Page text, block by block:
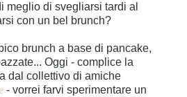
meglio di svegliarsi tardi al
con un bel brunch?
brunch a base di pancake,
Oggi - complice la
dal collettivo di amiche
- vorrei farvi sperimentare un